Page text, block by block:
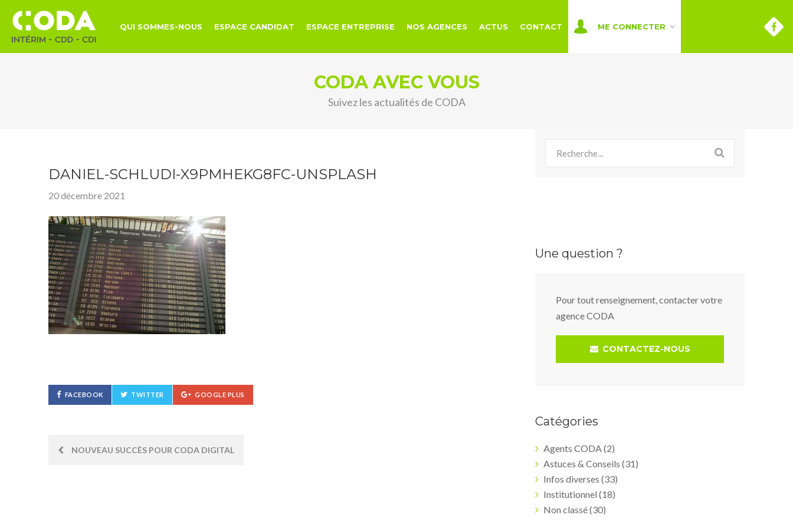
QUI SOMMES-NOUS ESPACE CANDIDAT ESPACE ENTREPRISE NOS AGENCES ACTUS CONTACT ME CONNECTER
CODA AVEC VOUS
Suivez les actualités de CODA
DANIEL-SCHLUDI-X9PMHEKG8FC-UNSPLASH
20 décembre 2021
FACEBOOK TWITTER GOOGLE PLUS
PostNOUVEAU SUCCÈS POUR CODA DIGITAL
Une question ?
Pour tout renseignement, contacter votre
agence CODA
CONTACTEZ-NOUS
Catégories
Agents CODA(2)
Astuces & Conseils (31)
Infos diverses (33)
Institutionnel (18)
Non classé(30)